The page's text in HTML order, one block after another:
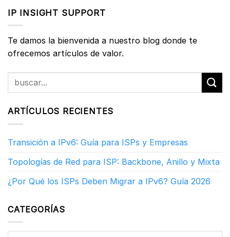
IP INSIGHT SUPPORT
Te damos la bienvenida a nuestro blog donde te
ofrecemos artículos de valor.
ARTÍCULOS RECIENTES
Transición a IPv6: Guía para ISPs y Empresas
Topologías de Red para ISP: Backbone, Anillo y Mixta
¿Por Qué los ISPs Deben Migrar a IPv6? Guía 2026
CATEGORÍAS